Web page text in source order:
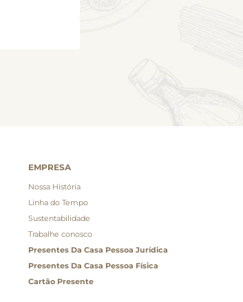
EMPRESA
Nossa História
Linha do Tempo
Sustentabilidade
Trabalhe conosco
Presentes Da Casa Pessoa Jurídica
Presentes Da Casa Pessoa Física
Cartão Presente